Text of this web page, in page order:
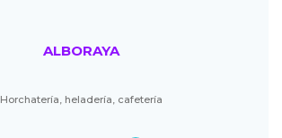
ALBORAYA
Horchatería, heladería, cafetería